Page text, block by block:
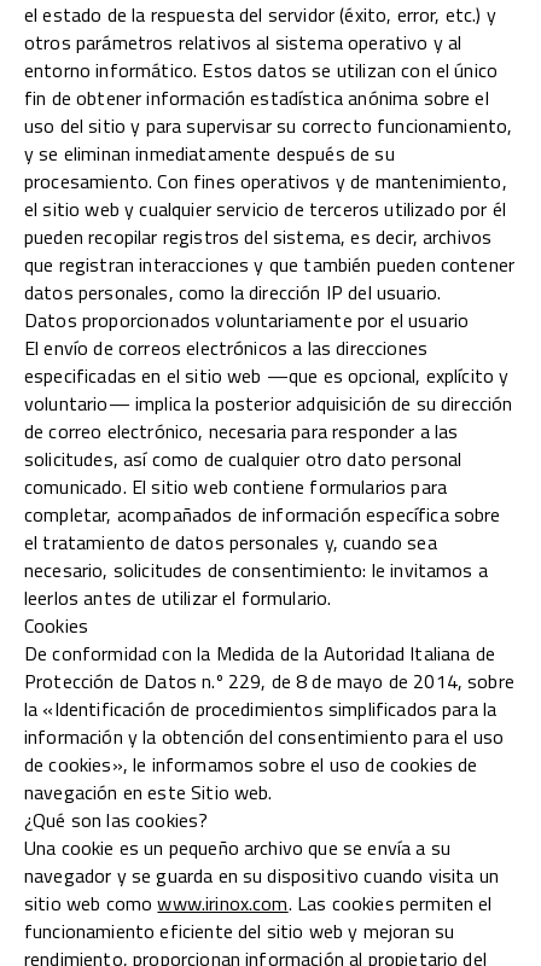
el estado de la respuesta del servidor (éxito, error, etc.) y
otros parámetros relativos al sistema operativo y al
entorno informático. Estos datos se utilizan con el único
fin de obtener información estadística anónima sobre el
uso del sitio y para supervisar su correcto funcionamiento,
y se eliminan inmediatamente después de su
procesamiento. Con fines operativos y de mantenimiento,
el sitio web y cualquier servicio de terceros utilizado por él
pueden recopilar registros del sistema, es decir, archivos
que registran interacciones y que también pueden contener
datos personales, como la dirección IP del usuario.
Datos proporcionados voluntariamente por el usuario
El envío de correos electrónicos a las direcciones
especificadas en el sitio web —que es opcional, explícito y
voluntario— implica la posterior adquisición de su dirección
de correo electrónico, necesaria para responder a las
solicitudes, así como de cualquier otro dato personal
comunicado. El sitio web contiene formularios para
completar, acompañados de información específica sobre
el tratamiento de datos personales y, cuando sea
necesario, solicitudes de consentimiento: le invitamos a
leerlos antes de utilizar el formulario.
Cookies
De conformidad con la Medida de la Autoridad Italiana de
Protección de Datos n.º 229, de 8 de mayo de 2014, sobre
la «Identificación de procedimientos simplificados para la
información y la obtención del consentimiento para el uso
de cookies», le informamos sobre el uso de cookies de
navegación en este Sitio web.
¿Qué son las cookies?
Una cookie es un pequeño archivo que se envía a su
navegador y se guarda en su dispositivo cuando visita un
sitio web comowww.irinox.com. Las cookies permiten el
funcionamiento eficiente del sitio web y mejoran su
rendimiento, proporcionan información al propietario del